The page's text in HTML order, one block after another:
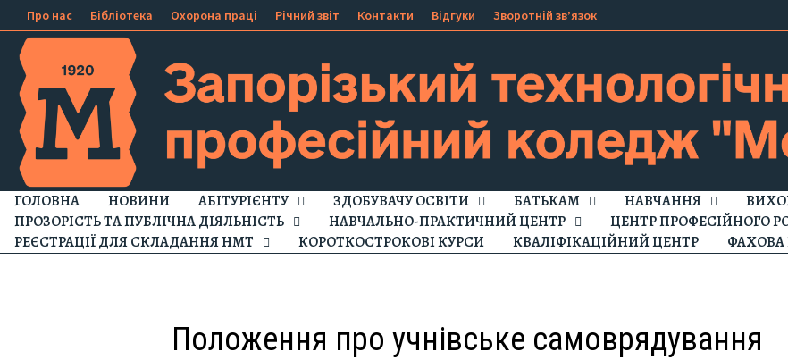
Про нас Бібліотека Охорона праці Річний звіт Контакти Відгуки Зворотній зв’язок
ГОЛОВНА НОВИНИ АБІТУРІЄНТУ ЗДОБУВАЧУ ОСВІТИ БАТЬКАМ НАВЧАННЯ
ПРОЗОРІСТЬ ТА ПУБЛІЧНА ДІЯЛЬНІСТЬ
НАВЧАЛЬНО-ПРАКТИЧНИЙ ЦЕНТР
ЦЕНТР ПРОФЕСІЙНОГО
РЕЄСТРАЦІЇ ДЛЯ СКЛАДАННЯ НМТ
КОРОТКОСТРОКОВІ КУРСИ КВАЛІФІКАЦІЙНИЙ ЦЕНТР ФАХОВА
Положення про учнівське самоврядування